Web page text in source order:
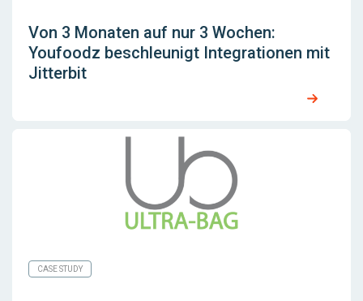
Von 3 Monaten auf nur 3 Wochen:
Youfoodz beschleunigt Integrationen mit
Jitterbit
CASE STUDY